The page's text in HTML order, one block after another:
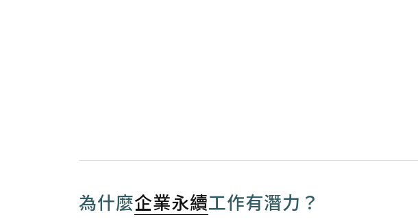
為什麼企業永續工作有潛力？